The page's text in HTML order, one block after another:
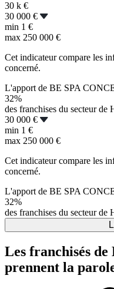
30 k €
30 000 €
min 1 €
max 250 000 €
Cet indicateur compare les
concerné.
L'apport de BE SPA
32%
des franchises du secteur
30 000 €
min 1 €
max 250 000 €
Cet indicateur compare les
concerné.
L'apport de BE SPA
32%
des franchises du secteur
Les franchisés
prennent la